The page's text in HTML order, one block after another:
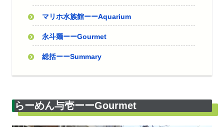
マリホ水族館ーーAquarium
永斗麺ーーGourmet
総括ーーSummary
らーめん与壱ーーGourmet